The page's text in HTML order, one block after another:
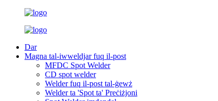
Dar
Magna tal-iwweldjar fuq il-post
MFDC Spot Welder
CD spot welder
Welder fuq il-post tal-ġewż
Welder ta 'Spot ta' Preċiżjoni